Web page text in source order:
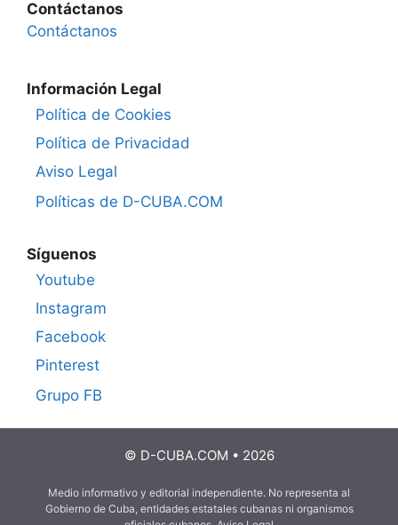
Contáctanos
Contáctanos
Información Legal
Política de Cookies
Política de Privacidad
Aviso Legal
Políticas de D-CUBA.COM
Síguenos
Youtube
Instagram
Facebook
Pinterest
Grupo FB
© D-CUBA.COM • 2026
Medio informativo y editorial independiente. No representa al
Gobierno de Cuba, entidades estatales cubanas ni organismos